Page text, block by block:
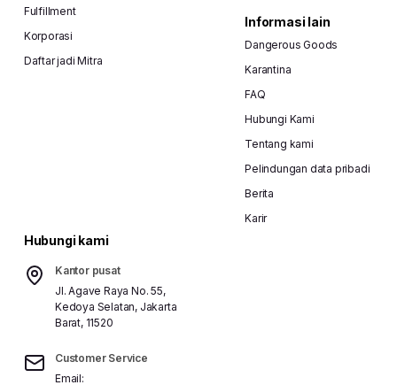
Fulfillment
Korporasi
Daftar jadi Mitra
Informasi lain
Dangerous Goods
Karantina
FAQ
Hubungi Kami
Tentang kami
Pelindungan data pribadi
Berita
Karir
Hubungi kami
Kantor pusat
Jl. Agave Raya No. 55,
Kedoya Selatan, Jakarta
Barat, 11520
Customer Service
Email: